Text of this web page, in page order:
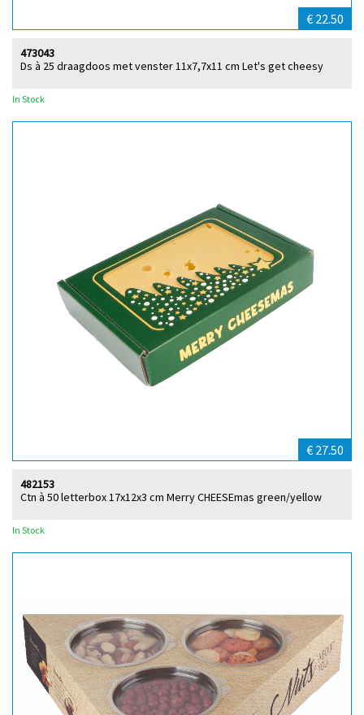
€ 22.50
Ds à 25 draagdoos met venster 11x7,7x11 cm Let's get cheesy
473043
In Stock
€ 27.50
Ctn à 50 letterbox 17x12x3 cm Merry CHEESEmas green/yellow
482153
In Stock